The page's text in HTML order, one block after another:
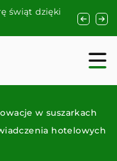
świąt dzięki
Krok po
relaksu
w suszarkach
hotelowych